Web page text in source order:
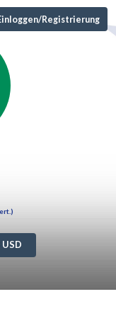
Registrierung